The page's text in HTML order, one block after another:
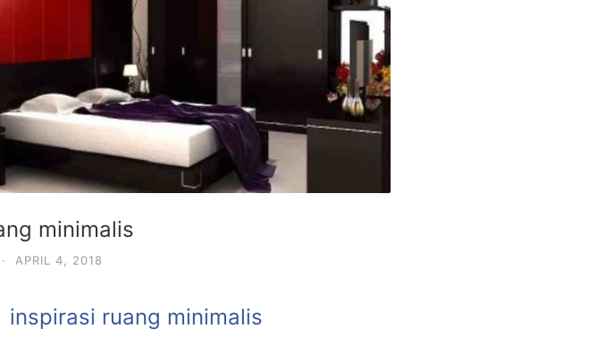
minimalis
· APRIL 4, 2018
inspirasi ruang minimalis